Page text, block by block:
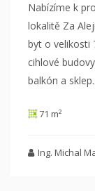
Nabízíme k
lokalitě Za
byt o velikosti
cihlové
balkón a sklep.
71 m²
Ing. Michal